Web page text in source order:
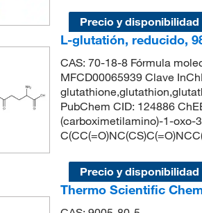
Precio y disponibilidad
L-glutatión, reducido,
CAS: 70-18-8 Fórmula
MFCD00065939 Clave
PubChem CID: 124886
(carboximetilamino)-1-oxo-
Precio y disponibilidad
Thermo Scientific